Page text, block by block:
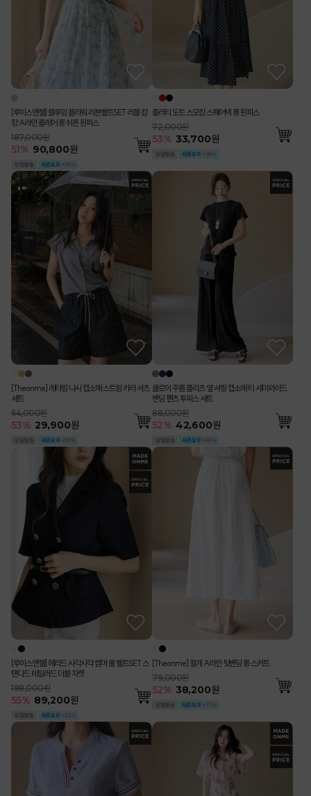
[루이스엔젤] 블루밍 플라워 리본벨트SET 러플 캉
캉 A라인 플레어 롱 쉬폰 원피스
187,000원
51% 90,800원
플러티 도트 스모킹 스퀘어넥 롱 원피스
72,000원
53% 33,700원
[Theonme] 레터링 나시 캡소매 스트링 카라 셔츠
세트
64,000원
53% 29,900원
클로이 주름 플리츠 옆 셔링 캡소매 티 세미와이드
밴딩 팬츠 투피스 세트
88,000원
52% 42,600원
[루이스엔젤] 헤라드 사각사각 썸머 쿨 벨트SET 스
탠다드 테일러드 더블 자켓
198,000원
55% 89,200원
[Theonme] 절개 A라인 뒷밴딩 롱 스커트
79,000원
52% 38,200원